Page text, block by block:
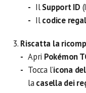
IlSupport ID
Ilcodice
Riscatta la
Apri Pokémon
Tocca l’icona
lacasella dei